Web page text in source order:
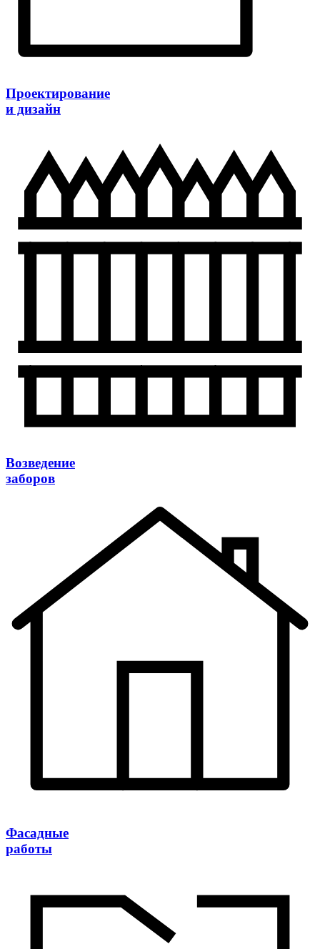
Проектирование
и дизайн
Возведение
заборов
Фасадные
работы